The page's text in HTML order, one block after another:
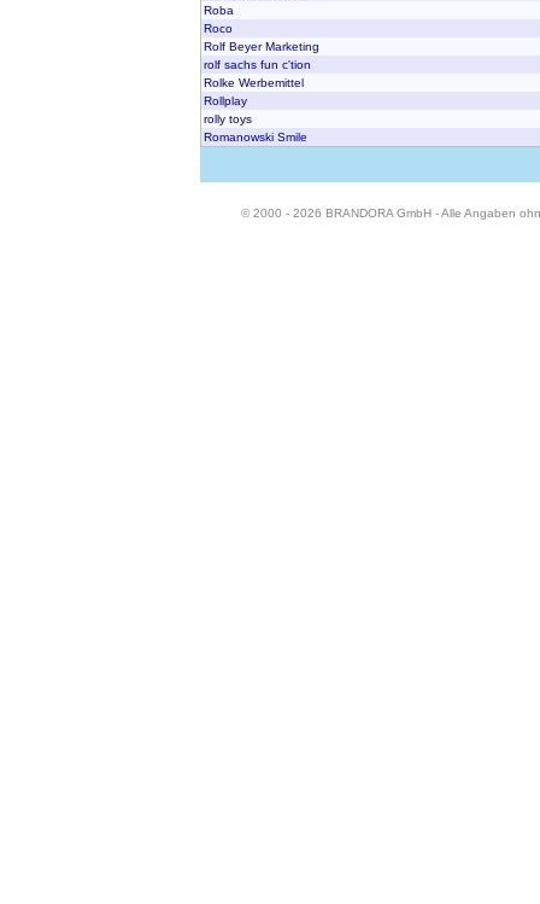
Roba
Roco
Rolf Beyer Marketing
rolf sachs fun c'tion
Rolke Werbemittel
Rollplay
rolly toys
Romanowski Smile
© 2000 - 2026 BRANDORA GmbH - Alle Angaben